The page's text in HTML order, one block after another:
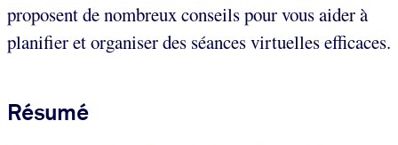
proposent de nombreux conseils pour vous aider à
planifier et organiser des séances virtuelles efficaces.
Résumé